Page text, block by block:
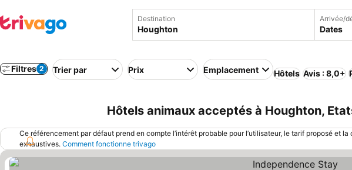
Destination Arrivée/
Dates
Filtres 2 Trier par Prix Emplacement Hôtels Avis : 8,0+
Hôtels animaux acceptés à Houghton,
Ce référencement par défaut prend en compte l’intérêt probable pour l’utilisateur, le tarif proposé et
exhaustives. Comment fonctionne trivago